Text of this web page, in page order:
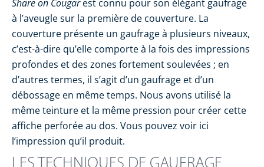
Share on Cougarest connu pour son élégant gaufrage
à l’aveugle sur la première de couverture. La
couverture présente un gaufrage à plusieurs niveaux,
c’est-à-dire qu’elle comporte à la fois des impressions
profondes et des zones fortement soulevées ; en
d’autres termes, il s’agit d’un gaufrage et d’un
débossage en même temps. Nous avons utilisé la
même teinture et la même pression pour créer cette
affiche perforée au dos. Vous pouvez voir ici
l’impression qu’il produit.